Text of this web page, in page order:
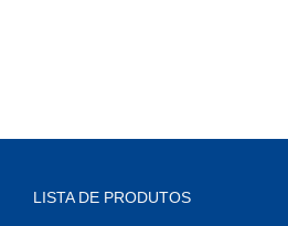
LISTA DE PRODUTOS